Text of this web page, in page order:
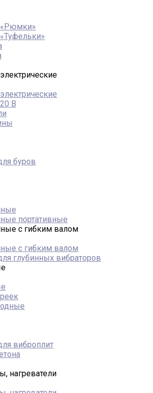
«Рюмки»
В
буров
портативные
с гибким валом
с гибким валом
глубинных вибраторов
виброплит
нагреватели